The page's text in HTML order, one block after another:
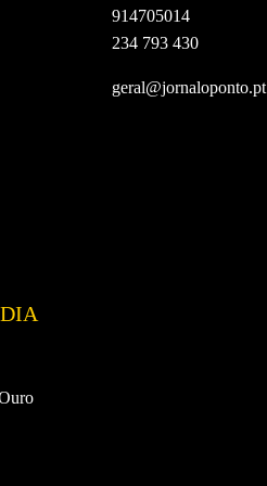
914705014
234 793 430
geral@jornaloponto.pt